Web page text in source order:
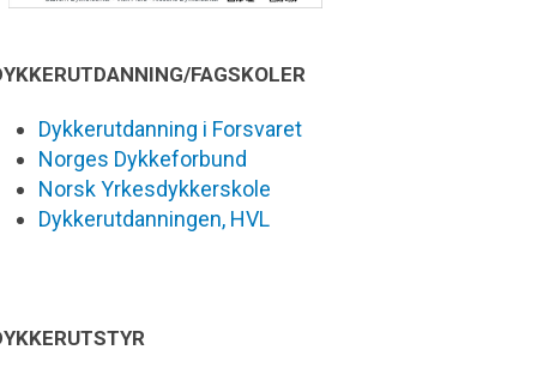
FAGSKOLER
Dykkerutdanning i Forsvaret
Norges Dykkeforbund
Norsk Yrkesdykkerskole
Dykkerutdanningen, HVL